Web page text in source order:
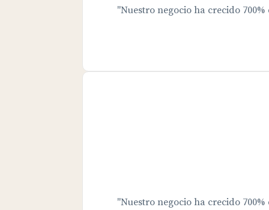
"Nuestro negocio ha crecido
"Nuestro negocio ha crecido